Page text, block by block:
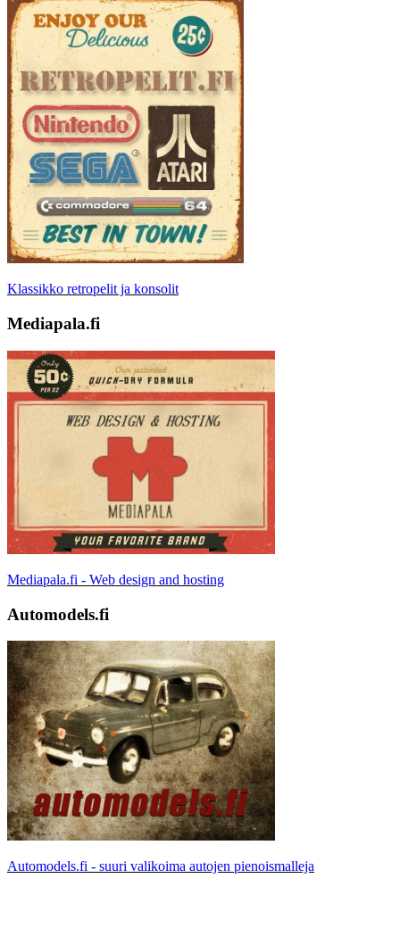
Klassikko retropelit ja konsolit
Mediapala.fi
Mediapala.fi - Web design and hosting
Automodels.fi
Automodels.fi - suuri valikoima autojen pienoismalleja